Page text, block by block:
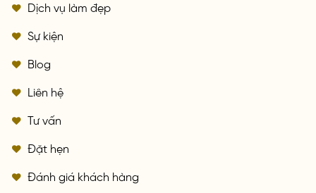
Dịch vụ làm đẹp
Sự kiện
Blog
Liên hệ
Tư vấn
Đặt hẹn
Đánh giá khách hàng